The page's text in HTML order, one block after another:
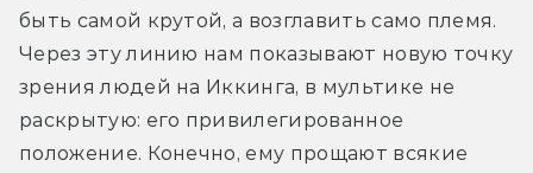
быть самой крутой, а возглавить само племя.
Через эту линию нам показывают новую точку
зрения людей на Иккинга, в мультике не
раскрытую: его привилегированное
положение. Конечно, ему прощают всякие